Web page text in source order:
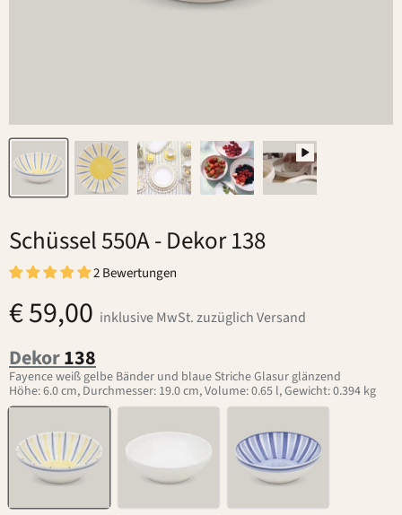
Schüssel 550A- Dekor 138
2 Bewertungen
€ 59,00 inklusive MwSt. zuzüglich Versand
Dekor138
Fayence weiß gelbe Bänder und blaue Striche Glasur glänzend
Höhe: 6.0 cm, Durchmesser: 19.0 cm, Volume: 0.65 l, Gewicht: 0.394 kg